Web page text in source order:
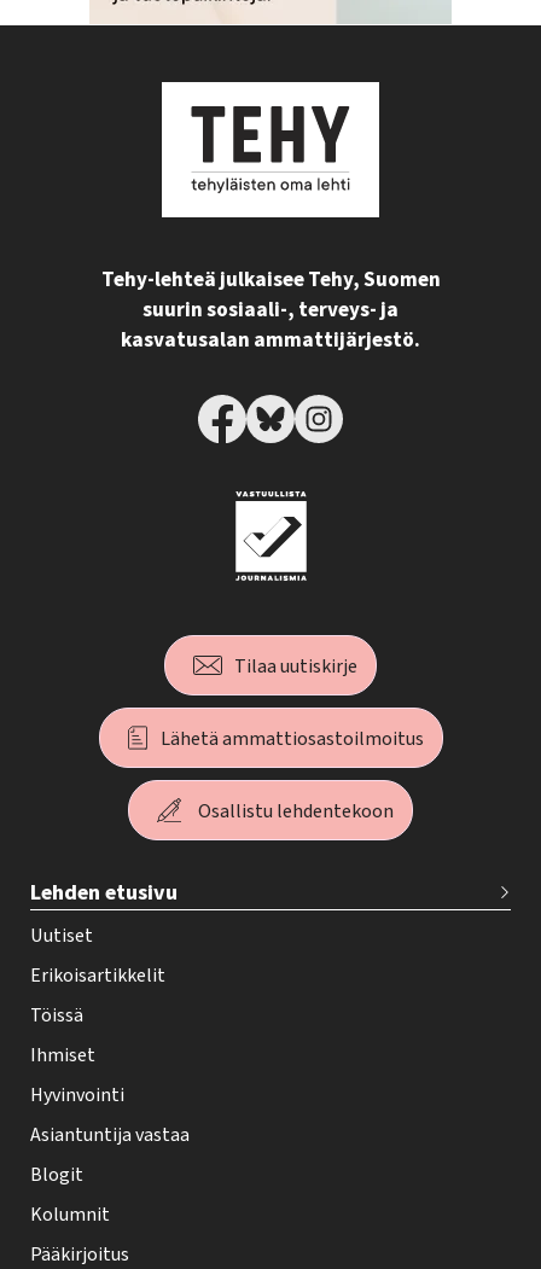
Tehy-lehteä julkaisee Tehy, Suomen
suurin sosiaali-, terveys- ja
kasvatusalan ammattijärjestö.
Tilaa uutiskirje
Lähetä ammattiosastoilmoitus
Osallistu lehdentekoon
e
h
y
-
e
h
t
i
f
o
Lehden etusivu
Uutiset
Erikoisartikkelit
Töissä
Ihmiset
Hyvinvointi
Asiantuntija vastaa
Blogit
Kolumnit
Pääkirjoitus